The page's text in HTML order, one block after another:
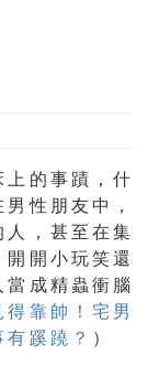
的事蹟，什
性朋友中，
，甚至在集
開小玩笑還
成精蟲衝腦
得靠帥！宅男
蹊蹺？ ）